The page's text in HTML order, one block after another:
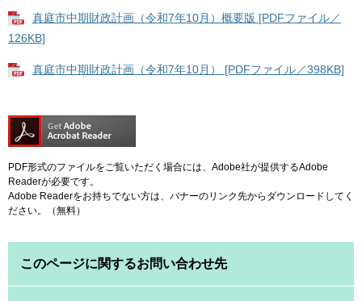
真庭市中期財政計画（令和7年10月）概要版 [PDFファイル／
126KB]
真庭市中期財政計画（令和7年10月） [PDFファイル／398KB]
PDF形式のファイルをご覧いただく場合には、Adobe社が提供するAdobe
Readerが必要です。
Adobe Readerをお持ちでない方は、バナーのリンク先からダウンロードしてく
ださい。（無料）
このページに関するお問い合わせ先